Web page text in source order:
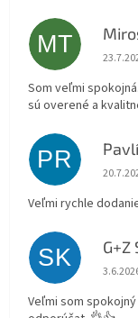
MT
Som veľmi
sú overené a
PR
Veľmi rychle
SK G+Z
Veľmi som